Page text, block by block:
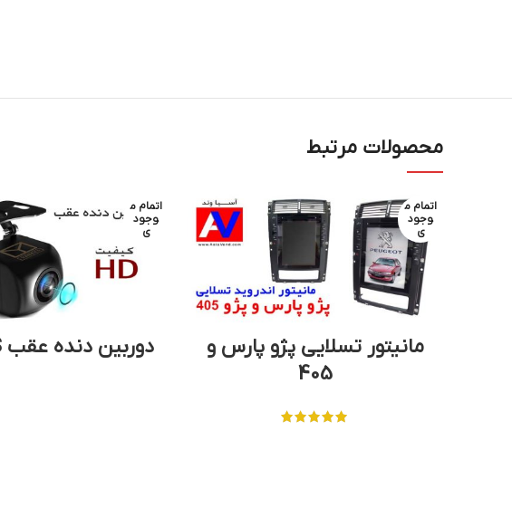
محصولات مرتبط
اتمام م
وجود
ی
مانیتور تسلایی پژو پارس و
405
اتمام م
وجود
ی
دوربین دنده عقب YANEES